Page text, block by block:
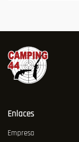
Enlaces
Empresa